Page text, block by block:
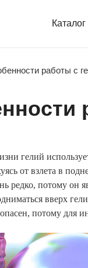
Каталог
работы с
гелий
от взлета в
редко, потому
вверх
потому для